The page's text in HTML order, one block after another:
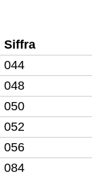
Siffra
044
048
050
052
056
084